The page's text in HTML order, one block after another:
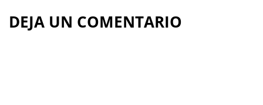
DEJA UN COMENTARIO